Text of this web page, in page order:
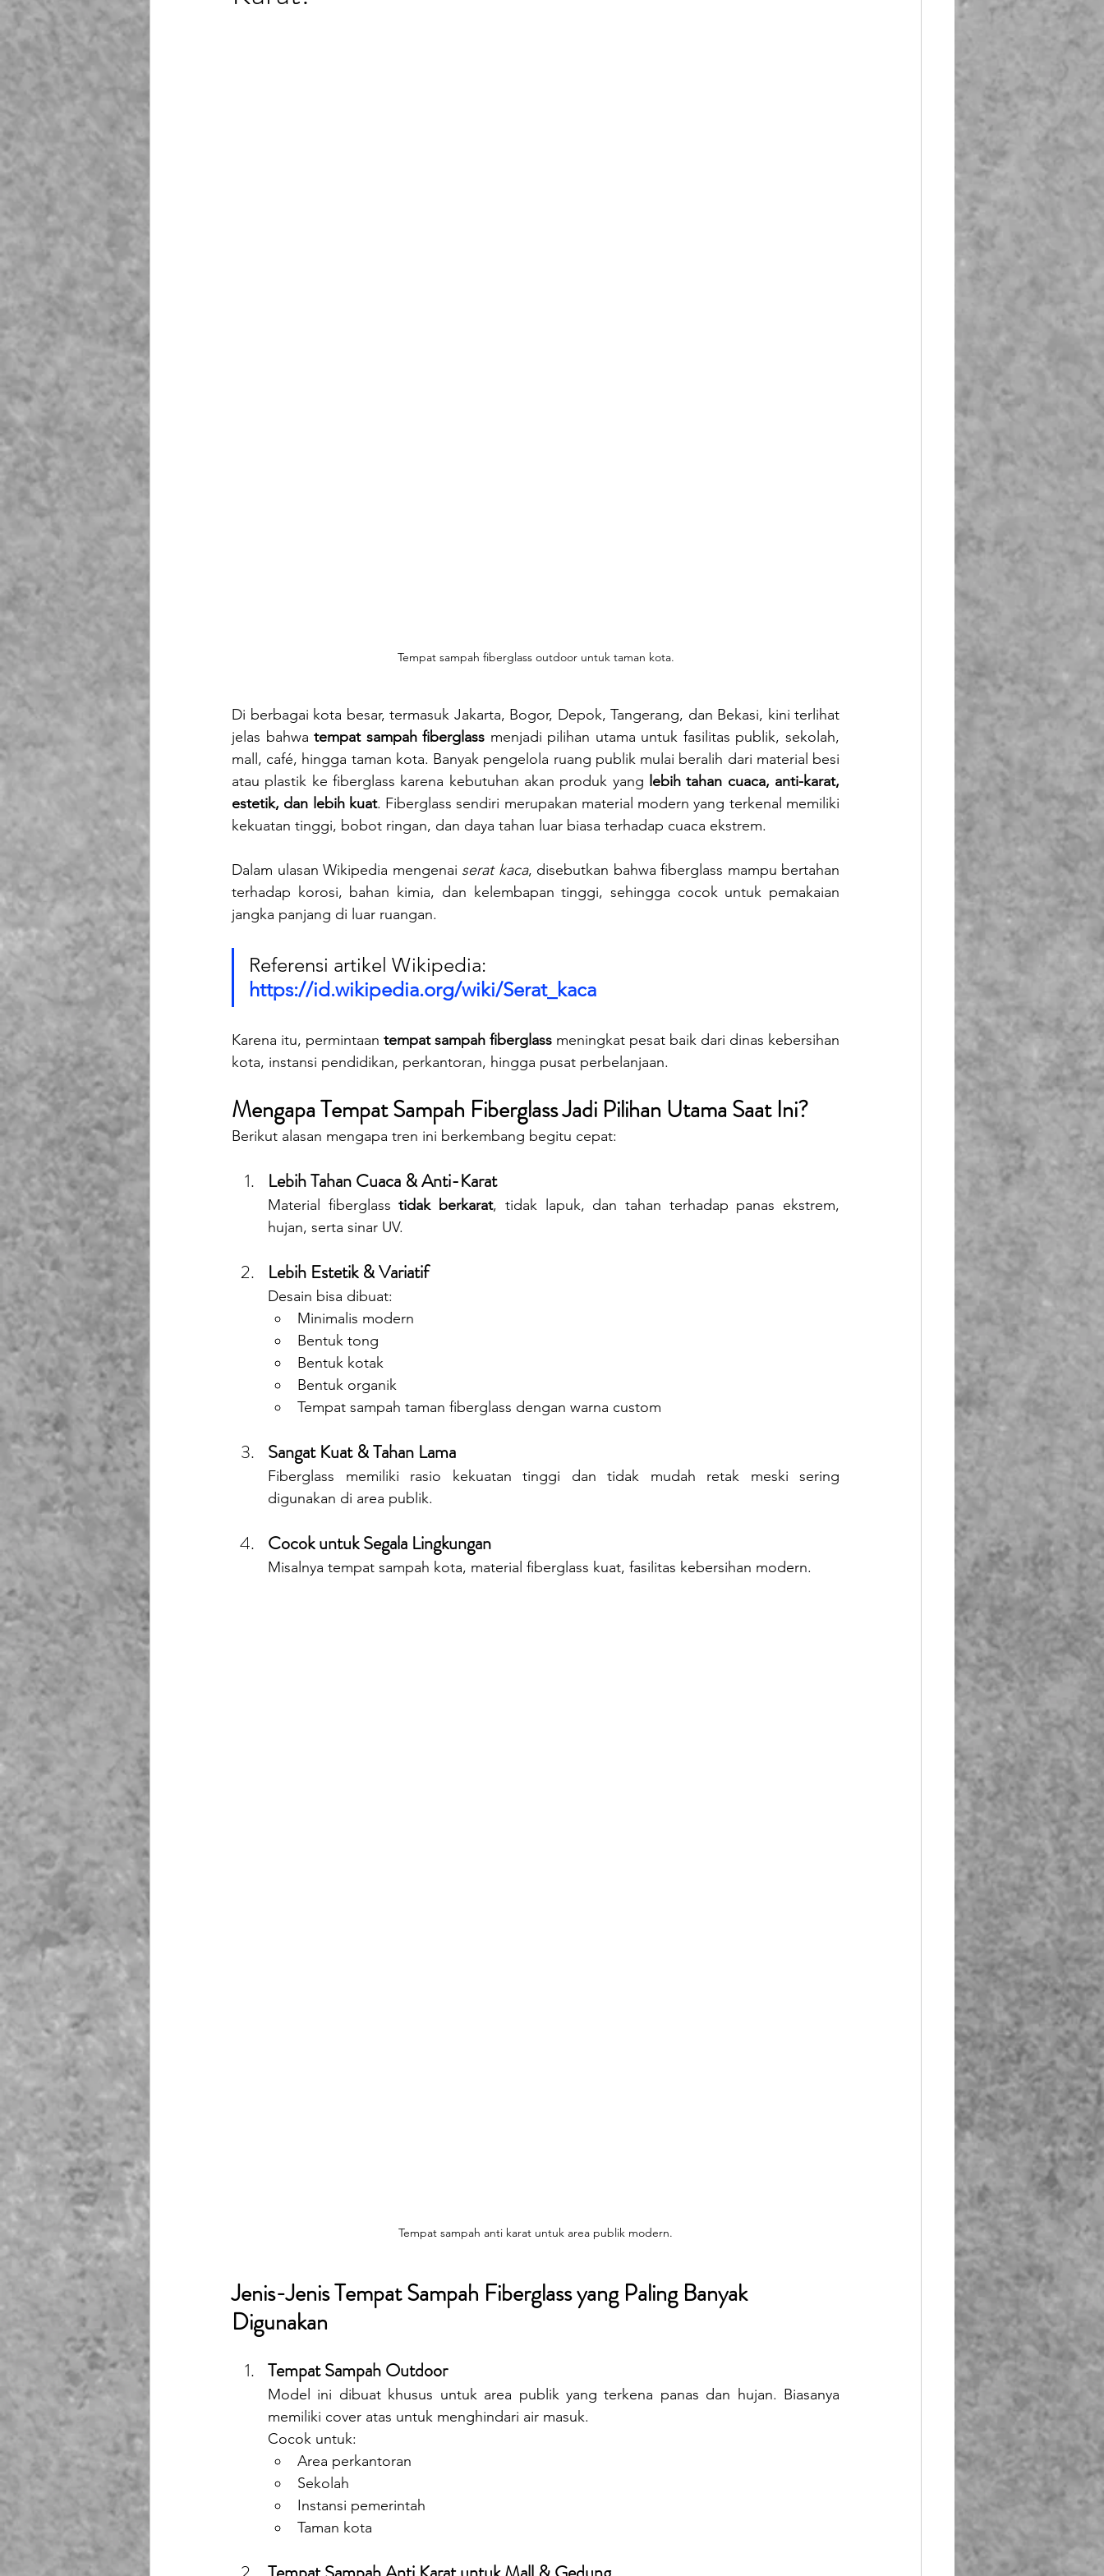
Tempat sampah fiberglass outdoor untuk taman kota.
Di berbagai kota besar, termasuk Jakarta, Bogor, Depok, Tangerang, dan Bekasi, kini terlihat
jelas bahwa tempat sampah fiberglass menjadi pilihan utama untuk fasilitas publik, sekolah,
mall, café, hingga taman kota. Banyak pengelola ruang publik mulai beralih dari material besi
atau plastik ke fiberglass karena kebutuhan akan produk yang lebih tahan cuaca, anti-karat,
estetik, dan lebih kuat. Fiberglass sendiri merupakan material modern yang terkenal memiliki
kekuatan tinggi, bobot ringan, dan daya tahan luar biasa terhadap cuaca ekstrem.
Dalam ulasan Wikipedia mengenai serat kaca, disebutkan bahwa fiberglass mampu bertahan
terhadap korosi, bahan kimia, dan kelembapan tinggi, sehingga cocok untuk pemakaian
jangka panjang di luar ruangan.
Referensi artikel Wikipedia:
https://id.wikipedia.org/wiki/Serat_kaca
Karena itu, permintaan tempat sampah fiberglass meningkat pesat baik dari dinas kebersihan
kota, instansi pendidikan, perkantoran, hingga pusat perbelanjaan.
Mengapa Tempat Sampah Fiberglass Jadi Pilihan Utama Saat Ini?
Berikut alasan mengapa tren ini berkembang begitu cepat:
Lebih Tahan Cuaca & Anti-Karat
Material fiberglass tidak berkarat, tidak lapuk, dan tahan terhadap panas ekstrem,
hujan, serta sinar UV.
Lebih Estetik & Variatif
Desain bisa dibuat:
Minimalis modern
Bentuk tong
Bentuk kotak
Bentuk organik
Tempat sampah taman fiberglass dengan warna custom
Sangat Kuat & Tahan Lama
Fiberglass memiliki rasio kekuatan tinggi dan tidak mudah retak meski sering
digunakan di area publik.
Cocok untuk Segala Lingkungan
Misalnya tempat sampah kota, material fiberglass kuat, fasilitas kebersihan modern.
Tempat sampah anti karat untuk area publik modern.
Jenis-Jenis Tempat Sampah Fiberglass yang Paling Banyak
Digunakan
Tempat Sampah Outdoor
Model ini dibuat khusus untuk area publik yang terkena panas dan hujan. Biasanya
memiliki cover atas untuk menghindari air masuk.
Cocok untuk:
Area perkantoran
Sekolah
Instansi pemerintah
Taman kota